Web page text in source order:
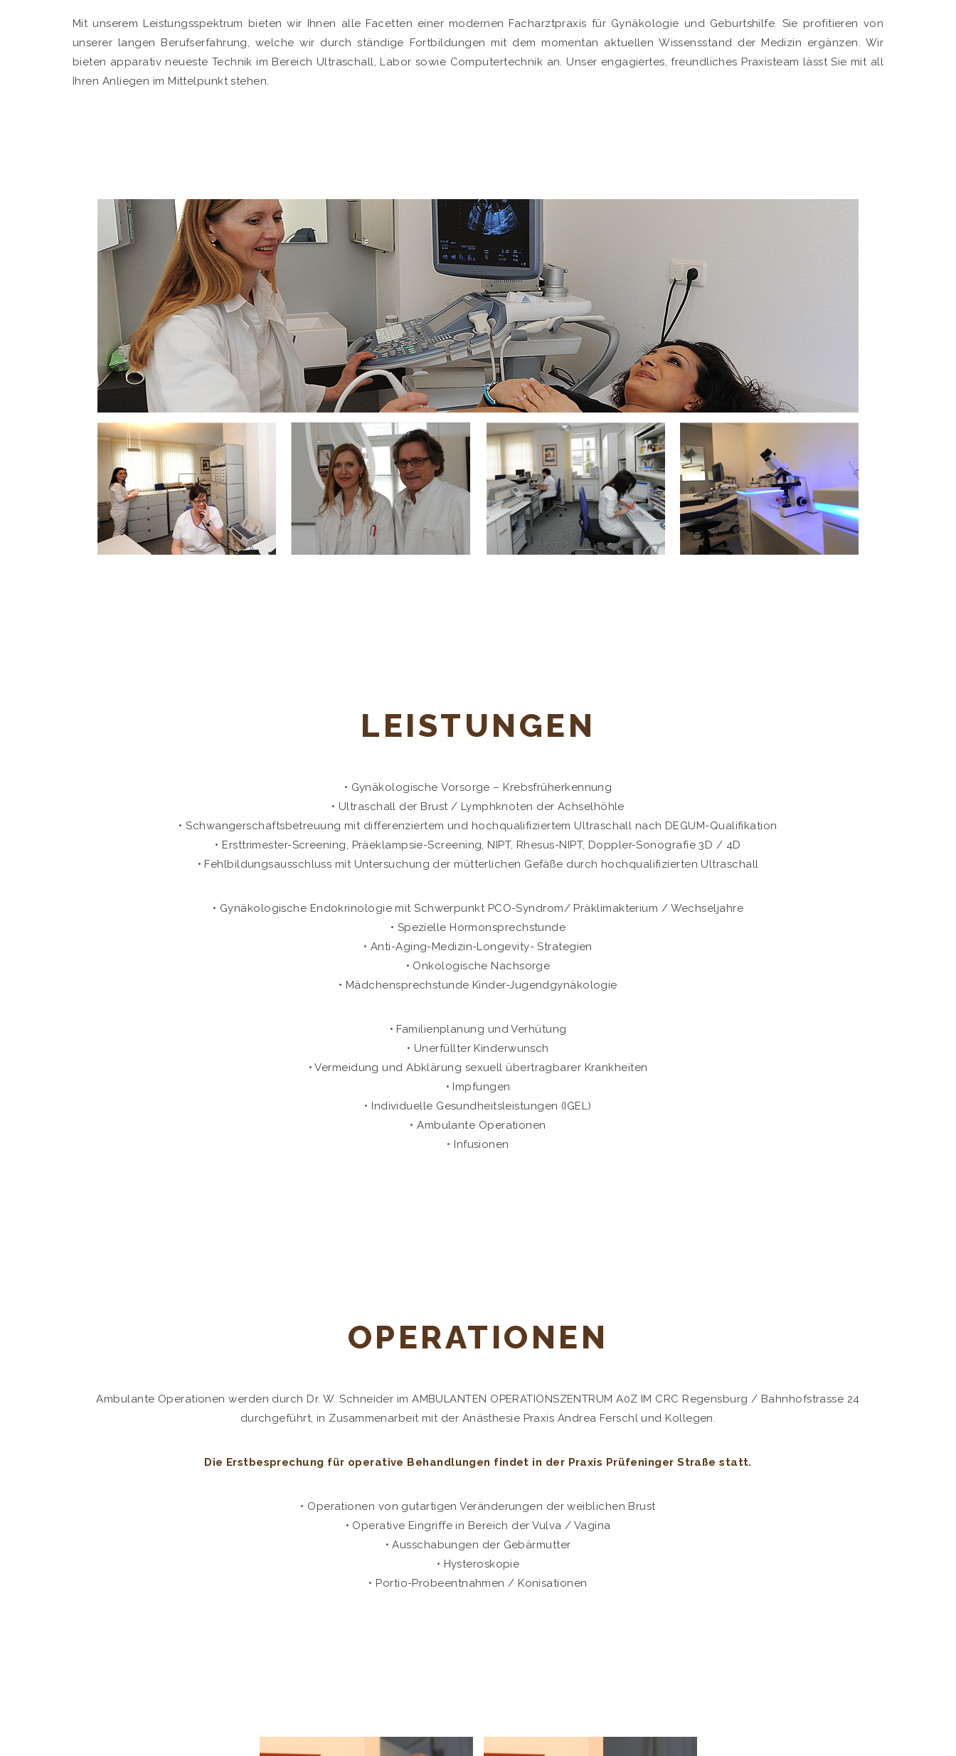
Mit unserem Leistungsspektrum bieten wir Ihnen alle Facetten einer modernen Facharztpraxis für Gynäkologie und Geburtshilfe. Sie profitieren von
unserer langen Berufserfahrung, welche wir durch ständige Fortbildungen mit dem momentan aktuellen Wissensstand der Medizin ergänzen. Wir
bieten apparativ neueste Technik im Bereich Ultraschall, Labor sowie Computertechnik an. Unser engagiertes, freundliches Praxisteam lässt Sie mit all
Ihren Anliegen im Mittelpunkt stehen.
LEISTUNGEN
• Gynäkologische Vorsorge – Krebsfrüherkennung
• Ultraschall der Brust / Lymphknoten der Achselhöhle
• Schwangerschaftsbetreuung mit differenziertem und hochqualifiziertem Ultraschall nach DEGUM-Qualifikation
• Ersttrimester-Screening, Präeklampsie-Screening, NIPT, Rhesus-NIPT, Doppler-Sonografie 3D / 4D
• Fehlbildungsausschluss mit Untersuchung der mütterlichen Gefäße durch hochqualifizierten Ultraschall
• Gynäkologische Endokrinologie mit Schwerpunkt PCO-Syndrom/ Präklimakterium / Wechseljahre
• Spezielle Hormonsprechstunde
• Anti-Aging-Medizin-Longevity- Strategien
• Onkologische Nachsorge
• Mädchensprechstunde Kinder-Jugendgynäkologie
• Familienplanung und Verhütung
• Unerfüllter Kinderwunsch
• Vermeidung und Abklärung sexuell übertragbarer Krankheiten
• Impfungen
• Individuelle Gesundheitsleistungen (IGEL)
• Ambulante Operationen
• Infusionen
OPERATIONEN
Ambulante Operationen werden durch Dr. W. Schneider im AMBULANTEN OPERATIONSZENTRUM A0Z IM CRC Regensburg / Bahnhofstrasse 24
durchgeführt, in Zusammenarbeit mit der Anästhesie Praxis Andrea Ferschl und Kollegen.
Die Erstbesprechung für operative Behandlungen findet in der Praxis Prüfeninger Straße statt.
• Operationen von gutartigen Veränderungen der weiblichen Brust
• Operative Eingriffe in Bereich der Vulva / Vagina
• Ausschabungen der Gebärmutter
• Hysteroskopie
• Portio-Probeentnahmen / Konisationen